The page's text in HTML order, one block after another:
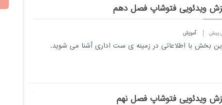
ویدئویی فتوشاپ فصل دهم
آموزش
بخش با اطلاعاتی در زمینه ی ست اداری آشنا می شوید.
ویدئویی فتوشاپ فصل نهم